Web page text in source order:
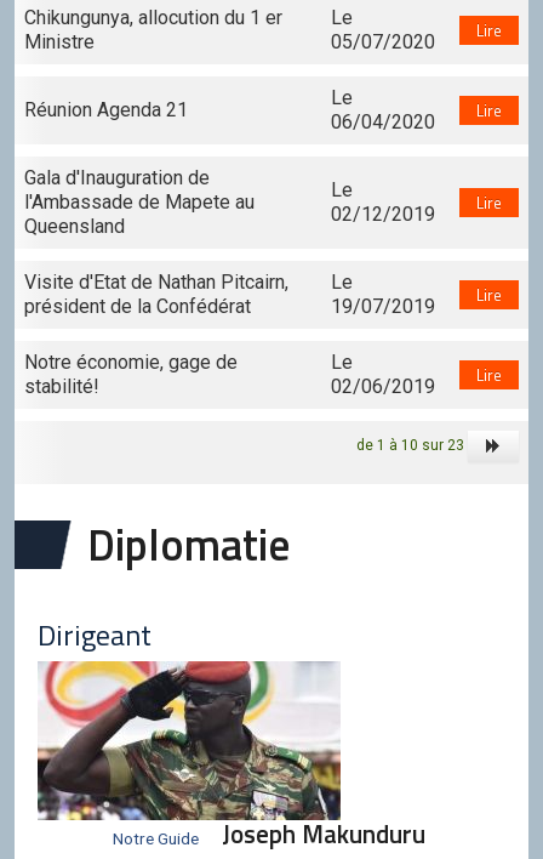
Chikungunya, allocution du 1 er
Ministre
Le
05/07/2020
Lire
Réunion Agenda 21
Le
06/04/2020
Lire
Gala d'Inauguration de
l'Ambassade de Mapete au
Queensland
Le
02/12/2019
Lire
Visite d'Etat de Nathan Pitcairn,
président de la Confédérat
Le
19/07/2019
Lire
Notre économie, gage de
stabilité!
Le
02/06/2019
Lire
de 1 à 10 sur 23
Diplomatie
Dirigeant
Notre Guide Joseph Makunduru